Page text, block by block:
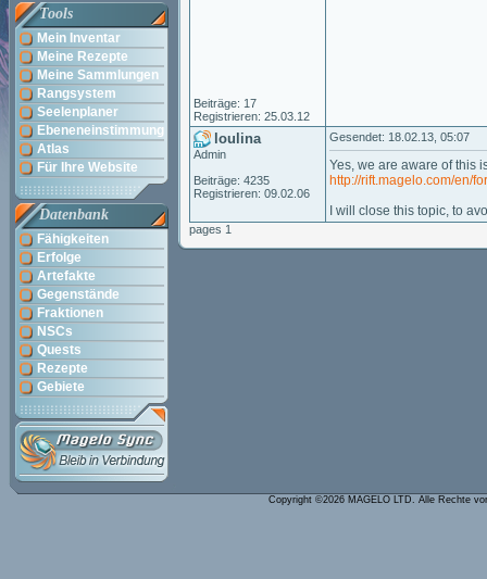
Tools
Mein Inventar
Meine Rezepte
Meine Sammlungen
Rangsystem
Seelenplaner
Ebeneneinstimmung
Atlas
Für Ihre Website
Datenbank
Fähigkeiten
Erfolge
Artefakte
Gegenstände
Fraktionen
NSCs
Quests
Rezepte
Gebiete
Beiträge: 17
Registrieren: 25.03.12
loulina
Admin
Beiträge: 4235
Registrieren: 09.02.06
Gesendet: 18.02.13, 05:07
Yes, we are aware of this
http://rift.magelo.com/en/
I will close this topic, to
pages 1
Copyright ©2026 MAGELO LTD. Alle Rechte